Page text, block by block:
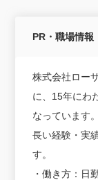
PR・職場情報
株式会社ロー
に、15年にわ
なっています。
長い経験・実
す。
・働き方：日